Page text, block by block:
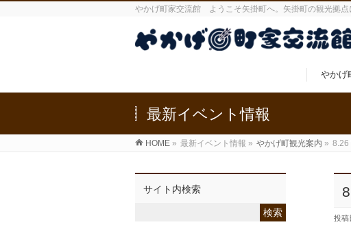
やかげ町家交流館 ようこそ矢掛町へ。矢掛町の観光拠点
やか
最新イベント情報
HOME » 最新イベント情報 » やかげ町観光案内 » 8.26
投稿
サイト内検索